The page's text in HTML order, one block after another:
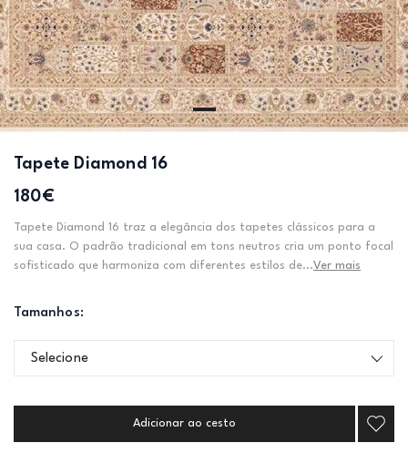
Tapete Diamond 16
180€
Tapete Diamond 16 traz a elegância dos tapetes clássicos para a
sua casa. O padrão tradicional em tons neutros cria um ponto focal
sofisticado que harmoniza com diferentes estilos de...Ver mais
Tamanhos:
Selecione
Adicionar ao cesto